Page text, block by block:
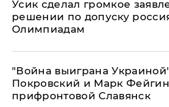
Усик сделал громкое
решении по допуску
Олимпиадам
"Война выиграна
Покровский и Марк
прифронтовой Славянск